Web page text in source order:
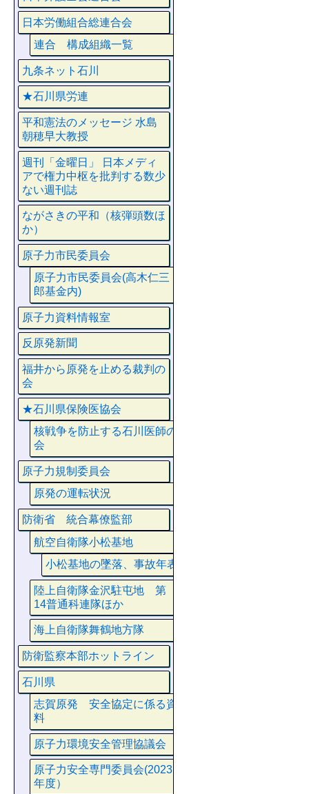
日本労働組合総連合会
連合 構成組織一覧
九条ネット石川
★石川県労連
平和憲法のメッセージ 水島
朝穂早大教授
週刊「金曜日」 日本メディ
アで権力中枢を批判する数少
ない週刊誌
ながさきの平和（核弾頭数ほ
か）
原子力市民委員会
原子力市民委員会(高木仁三
郎基金内)
原子力資料情報室
反原発新聞
福井から原発を止める裁判の
会
★石川県保険医協会
核戦争を防止する石川医師の
会
原子力規制委員会
原発の運転状況
防衛省 統合幕僚監部
航空自衛隊小松基地
小松基地の墜落、事故年表
陸上自衛隊金沢駐屯地 第
14普通科連隊ほか
海上自衛隊舞鶴地方隊
防衛監察本部ホットライン
石川県
志賀原発 安全協定に係る資
料
原子力環境安全管理協議会
原子力安全専門委員会(2023
年度）